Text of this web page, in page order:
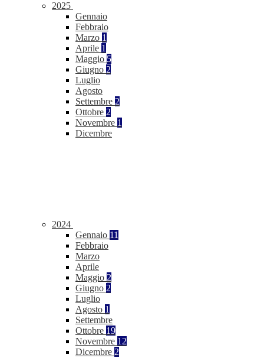
2025
Gennaio
Febbraio
Marzo 1
Aprile 1
Maggio 5
Giugno 2
Luglio
Agosto
Settembre 2
Ottobre 2
Novembre 1
Dicembre
2024
Gennaio 11
Febbraio
Marzo
Aprile
Maggio 2
Giugno 2
Luglio
Agosto 1
Settembre
Ottobre 19
Novembre 12
Dicembre 2